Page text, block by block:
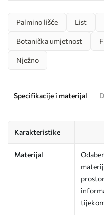
Palmino lišće List
Botanička umjetnost
Nježno
Specifikacije i materijal
Karakteristike
Materijal